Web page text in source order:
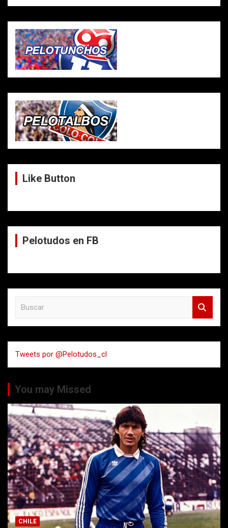
Like Button
Pelotudos en FB
a
r
Tweets por @Pelotudos_cl
You may Missed
CHILE